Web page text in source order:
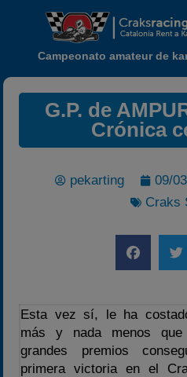
Campeonato amateur de
G.P. de
Crónica
pekarting 09/
Craks
Esta vez sí, le ha
más y nada menos que
grandes premios
primera victoria en el